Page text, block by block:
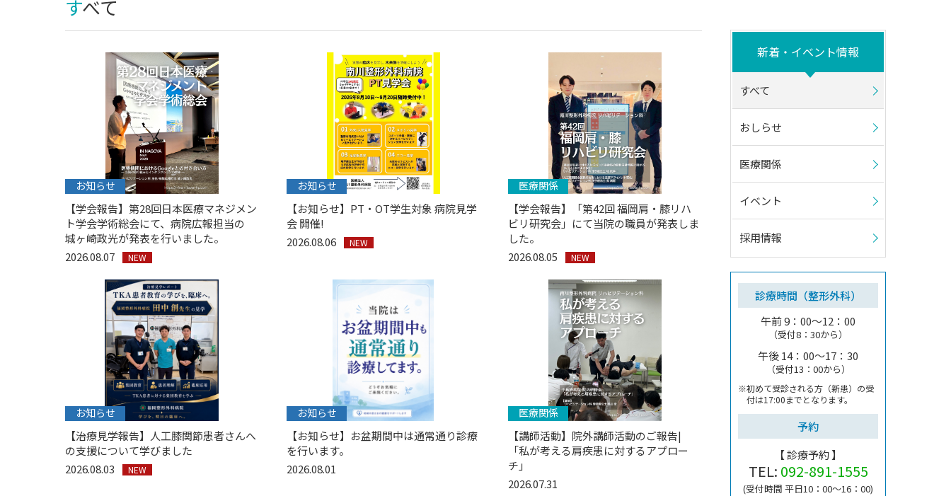
すべて
お知らせ
【学会報告】第28回日本医療マネジメン
ト学会学術総会にて、病院広報担当の
城ヶ崎政光が発表を行いました。
2026.08.07
NEW
お知らせ
【お知らせ】PT・OT学生対象 病院見学
会 開催!
2026.08.06
NEW
医療関係
【学会報告】「第42回 福岡肩・膝リハ
ビリ研究会」にて当院の職員が発表しま
した。
2026.08.05
NEW
お知らせ
【治療見学報告】人工膝関節患者さんへ
の支援について学びました
2026.08.03
NEW
お知らせ
【お知らせ】お盆期間中は通常通り診療
を行います。
2026.08.01
医療関係
【講師活動】院外講師活動のご報告|
「私が考える肩疾患に対するアプロー
チ」
2026.07.31
新着・イベント情報
すべて
おしらせ
医療関係
イベント
採用情報
診療時間（整形外科）
午前 9：00～12：00
（受付8：30から）
午後 14：00～17：30
（受付13：00から）
※初めて受診される方（新患）の受
付は17:00までとなります。
予約
【 診療予約 】
TEL: 092-891-1555
(受付時間 平日10：00～16：00)